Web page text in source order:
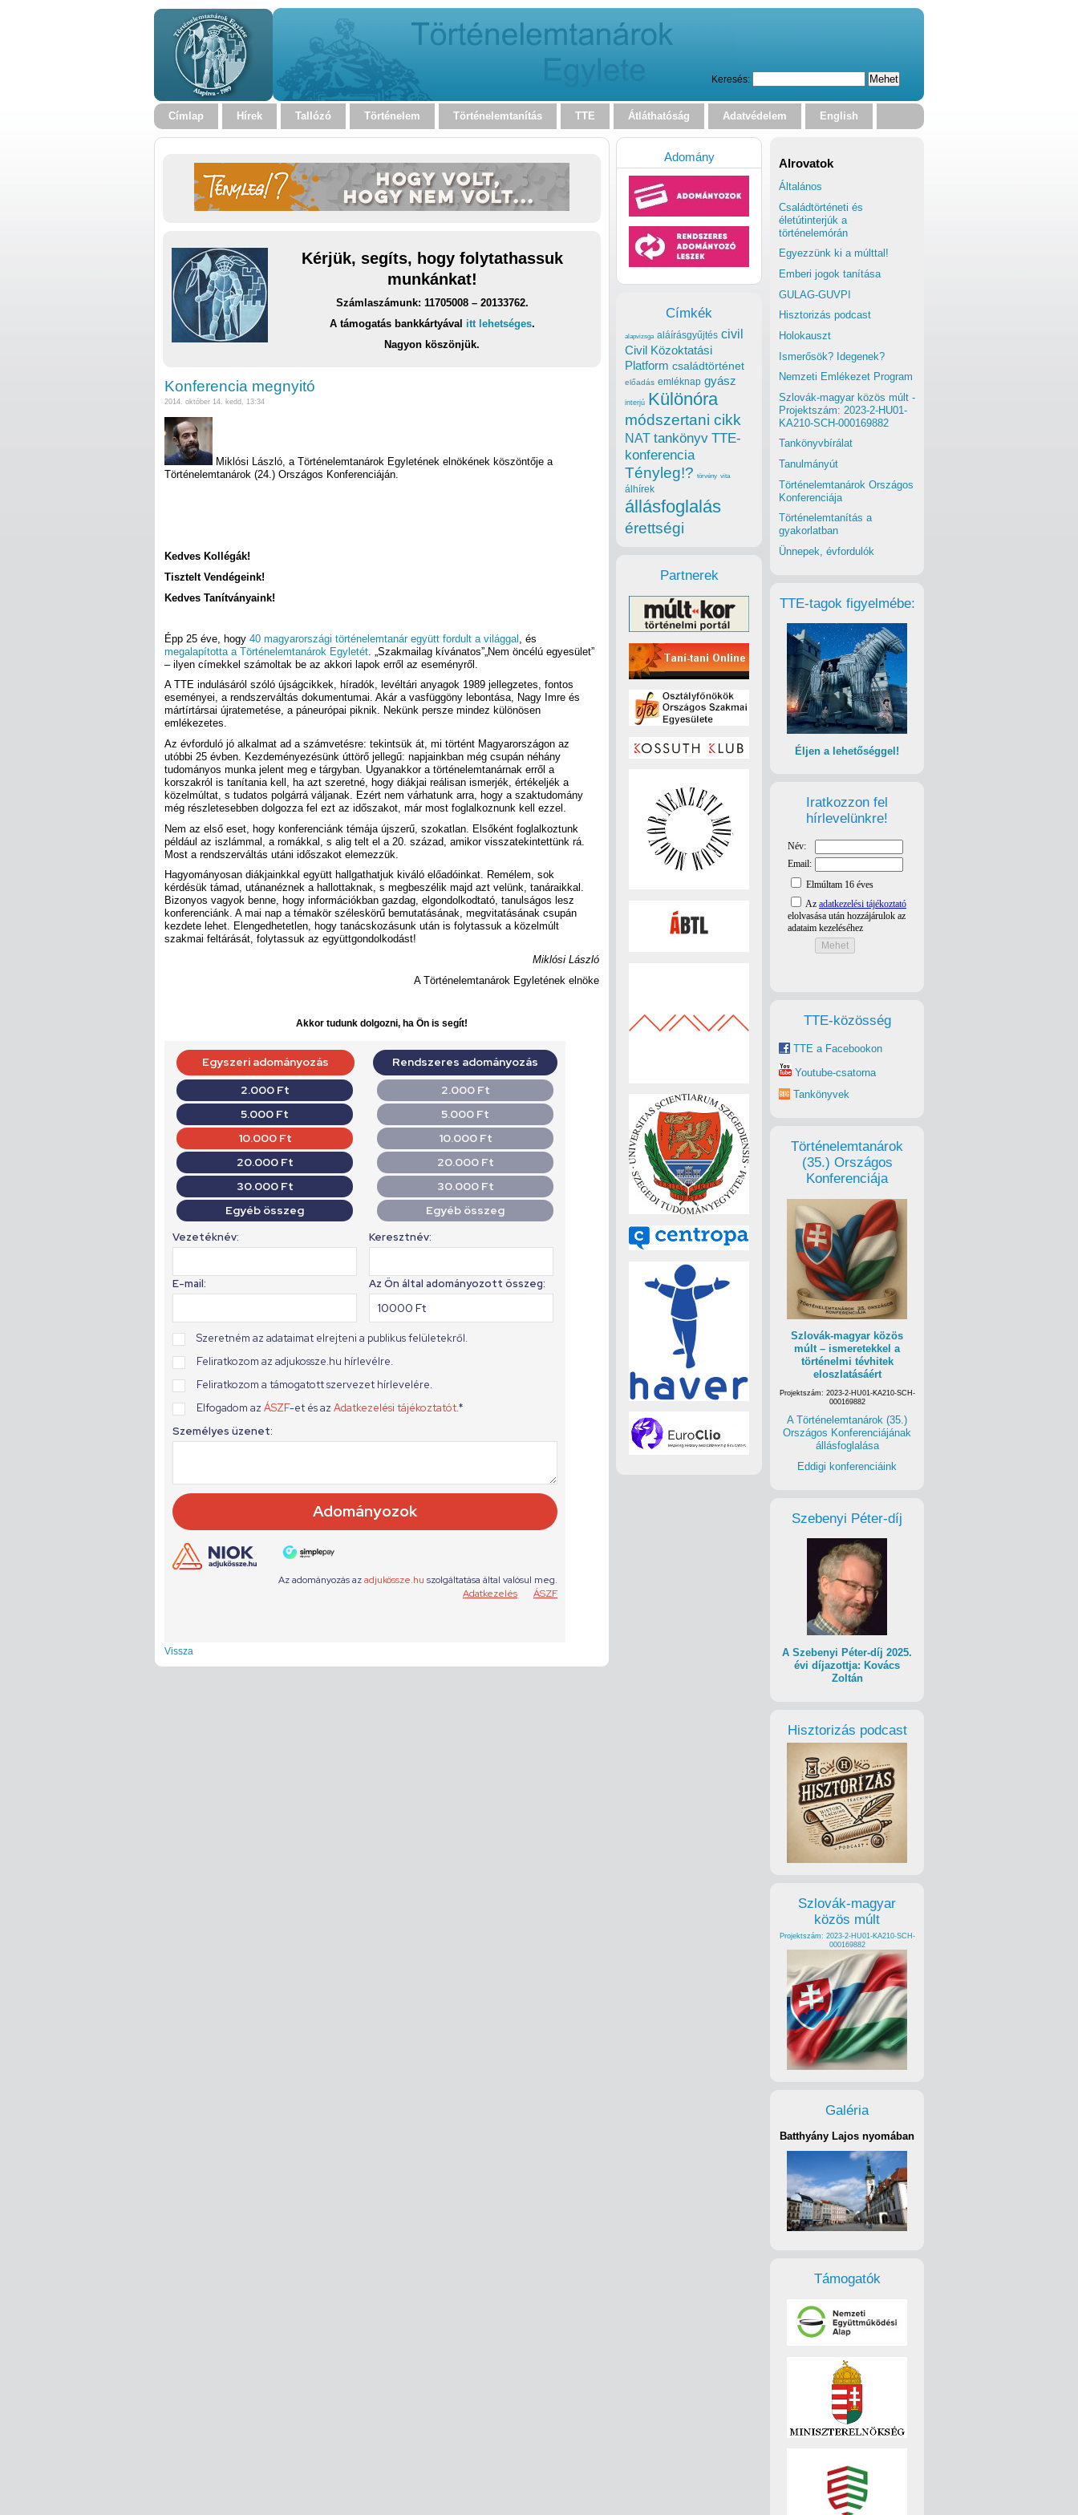
Keresés:
Címlap Hírek Tallózó Történelem Történelemtanítás TTE Átláthatóság Adatvédelem English
Kérjük, segíts, hogy folytathassuk
munkánkat!
Számlaszámunk: 11705008 – 20133762.
A támogatás bankkártyával itt lehetséges.
Nagyon köszönjük.
Konferencia megnyitó
2014. október 14. kedd, 13:34
Miklósi László, a Történelemtanárok Egyletének elnökének köszöntője a
Történelemtanárok (24.) Országos Konferenciáján.
Kedves Kollégák!
Tisztelt Vendégeink!
Kedves Tanítványaink!
Épp 25 éve, hogy 40 magyarországi történelemtanár együtt fordult a világgal
, és
megalapította a Történelemtanárok Egyletét . „Szakmailag kívánatos”„Nem öncélú egyesület”
– ilyen címekkel számoltak be az akkori lapok erről az eseményről.
A TTE indulásáról szóló újságcikkek, híradók, levéltári anyagok 1989 jellegzetes, fontos
eseményei, a rendszerváltás dokumentumai. Akár a vasfüggöny lebontása, Nagy Imre és
mártírtársai újratemetése, a páneurópai piknik. Nekünk persze mindez különösen
emlékezetes.
Az évforduló jó alkalmat ad a számvetésre: tekintsük át, mi történt Magyarországon az
utóbbi 25 évben. Kezdeményezésünk úttörő jellegű: napjainkban még csupán néhány
tudományos munka jelent meg e tárgyban. Ugyanakkor a történelemtanárnak erről a
korszakról is tanítania kell, ha azt szeretné, hogy diákjai reálisan ismerjék, értékeljék a
közelmúltat, s tudatos polgárrá váljanak. Ezért nem várhatunk arra, hogy a szaktudomány
még részletesebben dolgozza fel ezt az időszakot, már most foglalkoznunk kell ezzel.
Nem az első eset, hogy konferenciánk témája újszerű, szokatlan. Elsőként foglalkoztunk
például az iszlámmal, a romákkal, s alig telt el a 20. század, amikor visszatekintettünk rá.
Most a rendszerváltás utáni időszakot elemezzük.
Hagyományosan diákjainkkal együtt hallgathatjuk kiváló előadóinkat. Remélem, sok
kérdésük támad, utánanéznek a hallottaknak, s megbeszélik majd azt velünk, tanáraikkal.
Bizonyos vagyok benne, hogy információkban gazdag, elgondolkodtató, tanulságos lesz
konferenciánk. A mai nap a témakör széleskörű bemutatásának, megvitatásának csupán
kezdete lehet. Elengedhetetlen, hogy tanácskozásunk után is folytassuk a közelmúlt
szakmai feltárását, folytassuk az együttgondolkodást!
Miklósi László
A Történelemtanárok Egyletének elnöke
Akkor tudunk dolgozni, ha Ön is segít!
Vissza
Alrovatok
Általános
Családtörténeti és
életútinterjúk a
történelemórán
Egyezzünk ki a múlttal!
Emberi jogok tanítása
GULAG-GUVPI
Hisztorizás podcast
Holokauszt
Ismerősök? Idegenek?
Nemzeti Emlékezet Program
Szlovák-magyar közös múlt -
Projektszám: 2023-2-HU01-
KA210-SCH-000169882
Tankönyvbírálat
Tanulmányút
Történelemtanárok Országos
Konferenciája
Történelemtanítás a
gyakorlatban
Ünnepek, évfordulók
TTE-tagok figyelmébe:
Éljen a lehetőséggel!
Iratkozzon fel
hírlevelünkre!
TTE-közösség
TTE a Facebookon
Youtube-csatorna
Tankönyvek
Történelemtanárok
(35.) Országos
Konferenciája
Szlovák-magyar közös
múlt – ismeretekkel a
történelmi tévhitek
eloszlatásáért
Projektszám: 2023-2-HU01-KA210-SCH-
000169882
A Történelemtanárok (35.)
Országos Konferenciájának
állásfoglalása
Eddigi konferenciáink
Szebenyi Péter-díj
A Szebenyi Péter-díj 2025.
évi díjazottja: Kovács
Zoltán
Hisztorizás podcast
Szlovák-magyar
közös múlt
Projektszám: 2023-2-HU01-KA210-SCH-
000169882
Galéria
Batthyány Lajos nyomában
Támogatók
Adomány
Címkék
alapvizsga aláírásgyűjtés civil
Civil Közoktatási
Platform családtörténet
előadás emléknap gyász
interjú Különóra
módszertani cikk
NAT tankönyv TTE-
konferencia
Tényleg!? törvény vita
álhírek
állásfoglalás
érettségi
Partnerek